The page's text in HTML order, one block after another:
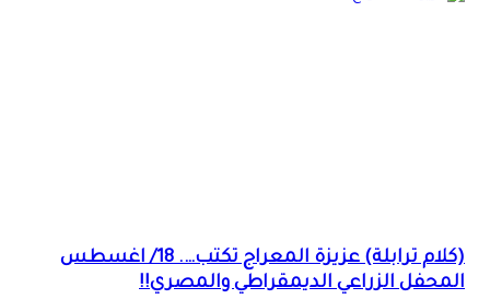
(كلام ترابلة) عزيزة المعراج تكتب…. 18/ اغسطس
المحفل الزراعي الديمقراطي والمصري!!